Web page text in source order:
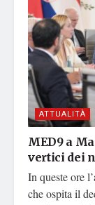
ATTUALITÀ
MED9 a
vertici dei
In queste ore
che ospita il